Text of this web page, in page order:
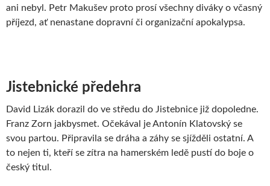
ani nebyl. Petr Makušev proto prosí všechny diváky o včasný
příjezd, ať nenastane dopravní či organizační apokalypsa.
Jistebnické předehra
David Lizák dorazil do ve středu do Jistebnice již dopoledne.
Franz Zorn jakbysmet. Očekával je Antonín Klatovský se
svou partou. Připravila se dráha a záhy se sjížděli ostatní. A
to nejen ti, kteří se zítra na hamerském ledě pustí do boje o
český titul.